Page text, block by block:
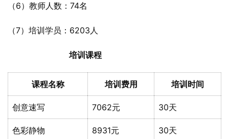
（6）教师人数：74名
（7）培训学员：6203人
培训课程
课程名称 培训费用 培训时间
创意速写 7062元 30天
色彩静物 8931元 30天